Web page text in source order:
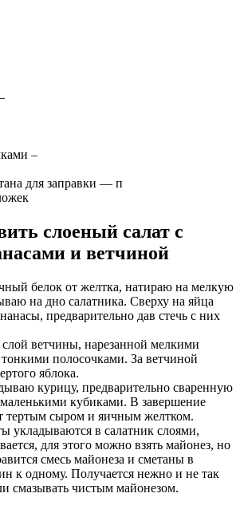
–
для заправки — п
слоеный салат с
и ветчиной
белок от желтка, натираю на мелкую
на дно салатника. Сверху на яйца
предварительно дав стечь с них
слой ветчины, нарезанной мелкими
полосочками. За ветчиной
яблока.
курицу, предварительно сваренную
кубиками. В завершение
тертым сыром и яичным желтком.
укладываются в салатник слоями,
для этого можно взять майонез, но
смесь майонеза и сметаны в
к одному. Получается нежно и не так
смазывать чистым майонезом.